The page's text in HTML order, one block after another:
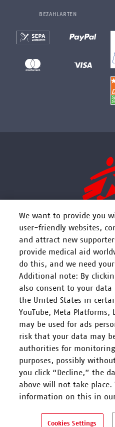
BEZAHLARTEN
FOLGEN
Mitarbeiten
Spenden
Kontakt & Support
Ärzte ohne Grenzen e.V. ist
Organisation von der
We want to provide you
user-friendly websites,
and attract new
provide medical aid
do this, and we need
Additional note: By
also consent to your data
the United States in
YouTube, Meta
may be used for ads
risk that your data may
authorities for
purposes, possibly
you click “Decline,” the
above will not take place.
information on this in
Cookies Settings